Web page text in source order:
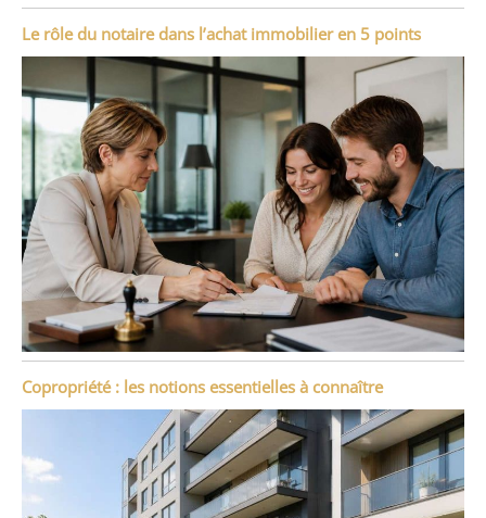
Le rôle du notaire dans l’achat immobilier en 5 points
Copropriété : les notions essentielles à connaître